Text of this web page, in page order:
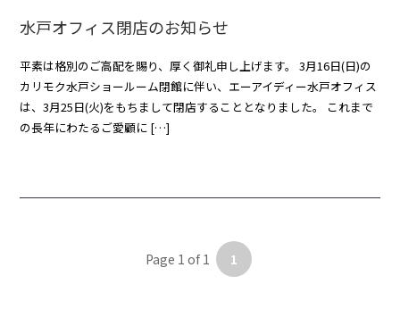
水戸オフィス閉店のお知らせ
平素は格別のご高配を賜り、厚く御礼申し上げます。 3月16日(日)の
カリモク水戸ショールーム閉館に伴い、エーアイディー水戸オフィス
は、3月25日(火)をもちまして閉店することとなりました。 これまで
の長年にわたるご愛顧に […]
Page 1 of 1 1